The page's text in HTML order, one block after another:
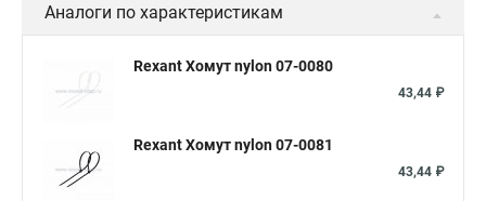
Хомут силовой Стяжка кабельная ксс
Хомуты для крепления кабеля
Стяжка кабельная металлическая
Хомуты для крепления трубопроводов
Аналоги по характеристикам
Rexant Хомут nylon 07-0080
43,44 ₽
Rexant Хомут nylon 07-0081
43,44 ₽